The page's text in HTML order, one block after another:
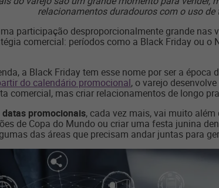
relacionamentos duradouros com o uso de
participação desproporcionalmente grande nas
comercial: períodos como a Black Friday ou
a Black Friday tem esse nome por ser a
do calendário promocional, o varejo
comercial, mas criar relacionamentos de longo
promocionais, cada vez mais, vai muito
de Copa do Mundo ou criar uma festa junina
das áreas que precisam andar juntas para